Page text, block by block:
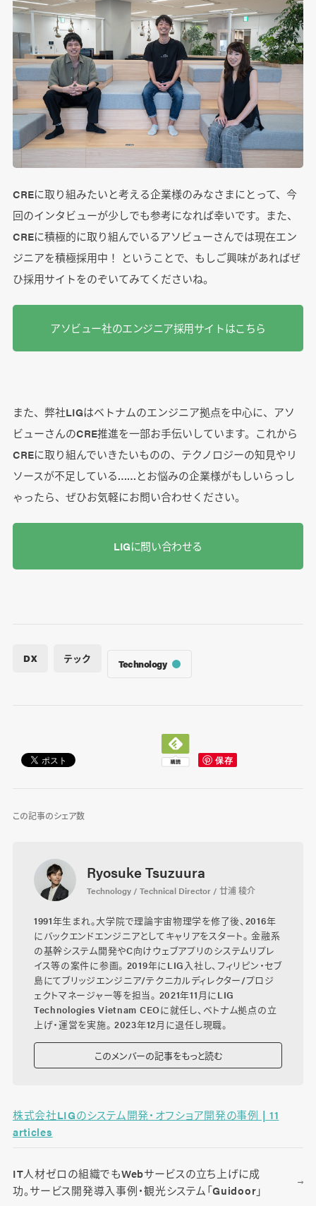
CREに取り組みたいと考える企業様のみなさまにとって、今
回のインタビューが少しでも参考になれば幸いです。また、
CREに積極的に取り組んでいるアソビューさんでは現在エン
ジニアを積極採用中！ ということで、もしご興味があればぜ
ひ採用サイトをのぞいてみてくださいね。
アソビュー社のエンジニア採用サイトはこちら
また、弊社LIGはベトナムのエンジニア拠点を中心に、アソ
ビューさんのCRE推進を一部お手伝いしています。これから
CREに取り組んでいきたいものの、テクノロジーの知見やリ
ソースが不足している……とお悩みの企業様がもしいらっし
ゃったら、ぜひお気軽にお問い合わせください。
LIGに問い合わせる
DX テック Technology
この記事のシェア数
Ryosuke Tsuzuura
Technology / Technical Director / 廿浦 稜介
1991年生まれ。大学院で理論宇宙物理学を修了後、2016年
にバックエンドエンジニアとしてキャリアをスタート。 金融系
の基幹システム開発やC向けウェブアプリのシステムリプレ
イス等の案件に参画。 2019年にLIG入社し、フィリピン・セブ
島にてブリッジエンジニア/テクニカルディレクター/プロジ
ェクトマネージャー等を担当。 2021年11月にLIG
Technologies Vietnam CEOに就任し、ベトナム拠点の立
上げ・運営を実施。 2023年12月に退任し現職。
このメンバーの記事をもっと読む
株式会社LIGのシステム開発・オフショア開発の事例 | 11
articles
IT人材ゼロの組織でもWebサービスの立ち上げに成
功。サービス開発導入事例・観光システム「Guidoor」